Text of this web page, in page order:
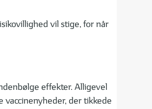
vil stige, for når
effekter. Alligevel
der tikkede